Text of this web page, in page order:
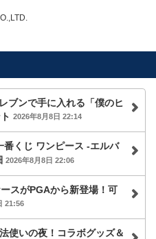
ブンで手に入れる「僕のヒ
2026年8月8日 22:14
番くじ ワンピース -エルバ
2026年8月8日 22:06
スがPGAから新登場！可
21:56
使いの夜！コラボグッズ＆